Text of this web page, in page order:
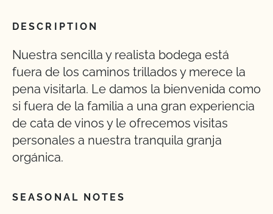
DESCRIPTION
Nuestra sencilla y realista bodega está
fuera de los caminos trillados y merece la
pena visitarla. Le damos la bienvenida como
si fuera de la familia a una gran experiencia
de cata de vinos y le ofrecemos visitas
personales a nuestra tranquila granja
orgánica.
SEASONAL NOTES